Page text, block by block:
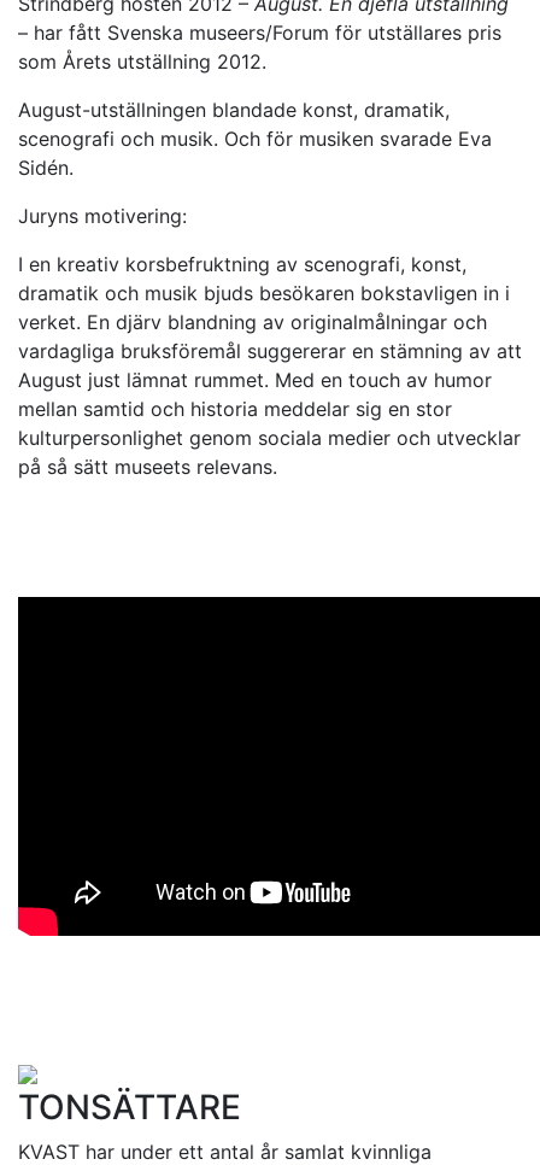
– har fått Svenska museers/Forum för utställares pris
som Årets utställning 2012.
August-utställningen blandade konst, dramatik,
scenografi och musik. Och för musiken svarade Eva
Sidén.
Juryns motivering:
I en kreativ korsbefruktning av scenografi, konst,
dramatik och musik bjuds besökaren bokstavligen in i
verket. En djärv blandning av originalmålningar och
vardagliga bruksföremål suggererar en stämning av att
August just lämnat rummet. Med en touch av humor
mellan samtid och historia meddelar sig en stor
kulturpersonlighet genom sociala medier och utvecklar
på så sätt museets relevans.
TONSÄTTARE
KVAST har under ett antal år samlat kvinnliga